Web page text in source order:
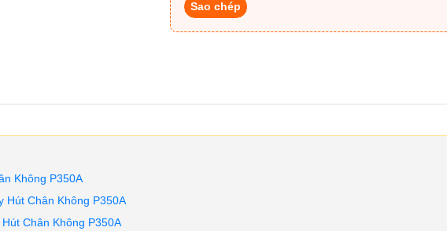
Sao chép
Không P350A
Hút Chân Không P350A
Chân Không P350A